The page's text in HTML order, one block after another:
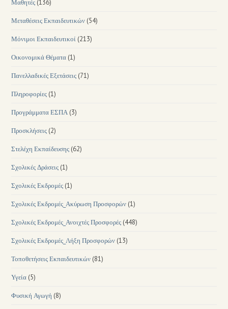
Μαθητές (136)
Μεταθέσεις Εκπαιδευτικών (54)
Μόνιμοι Εκπαιδευτικοί (213)
Οικονομικά Θέματα (1)
Πανελλαδικές Εξετάσεις (71)
Πληροφορίες (1)
Προγράμματα ΕΣΠΑ (3)
Προσκλήσεις (2)
Στελέχη Εκπαίδευσης (62)
Σχολικές Δράσεις (1)
Σχολικές Εκδρομές (1)
Σχολικές Εκδρομές_Ακύρωση Προσφορών (1)
Σχολικές Εκδρομές_Ανοιχτές Προσφορές (448)
Σχολικές Εκδρομές_Λήξη Προσφορών (13)
Τοποθετήσεις Εκπαιδευτικών (81)
Υγεία (5)
Φυσική Αγωγή (8)